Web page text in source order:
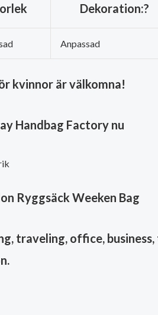
Dekoration:?
Anpassad
kvinnor är välkomna!
Handbag Factory nu
Ryggsäck Weeken Bag
traveling, office,